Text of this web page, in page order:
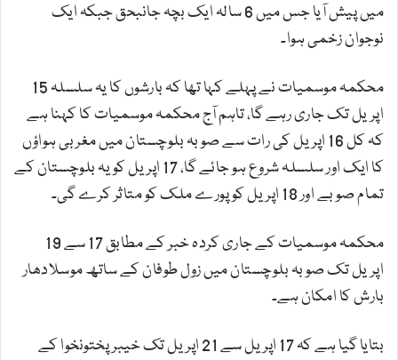
میں پیش آیا جس میں 6 سالہ ایک بچہ جانبحق جبکہ ایک
نوجوان زخمی ہوا۔
محکمہ موسمیات نے پہلے کہا تھا کہ بارشوں کا یہ سلسلہ 15
اپریل تک جاری رہے گا، تاہم آج محکمہ موسمیات کا کہنا ہے
کہ کل 16 اپریل کی رات سے صوبہ بلوچستان میں مغربی ہواؤں
کا ایک اور سلسلہ شروع ہو جائے گا، 17 اپریل کو یہ بلوچستان کے
تمام صوبے اور 18 اپریل کو پورے ملک کو متاثر کرے گی۔
محکمہ موسمیات کے جاری کردہ خبر کے مطابق 17 سے 19
اپریل تک صوبہ بلوچستان میں زول طوفان کے ساتھ موسلادھار
بارش کا امکان ہے۔
بتایا گیا ہے کہ 17 اپریل سے 21 اپریل تک خیبرپختونخوا کے